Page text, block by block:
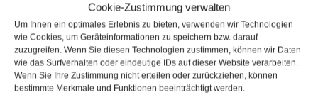
Cookie-Zustimmung verwalten
Um Ihnen ein optimales Erlebnis zu bieten, verwenden wir Technologien
wie Cookies, um Geräteinformationen zu speichern bzw. darauf
zuzugreifen. Wenn Sie diesen Technologien zustimmen, können wir Daten
wie das Surfverhalten oder eindeutige IDs auf dieser Website verarbeiten.
Wenn Sie Ihre Zustimmung nicht erteilen oder zurückziehen, können
bestimmte Merkmale und Funktionen beeinträchtigt werden.
Avrupa hastane standartlarına göre test edilmiştir:
EN 1040, EN 1275, EN 1276, EN 1500: 1 dakika; prEN
12054: 30s. DVV / RKI kılavuzuna göre sınırlı virüsidal
(koronavirüs, HIV, HBV, HCV, influenza, herpes, Ebola
virüsü vb. dahil zarflı virüsler): 15s.